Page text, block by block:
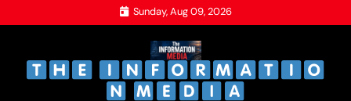
to
Sunday, Aug 09, 2026